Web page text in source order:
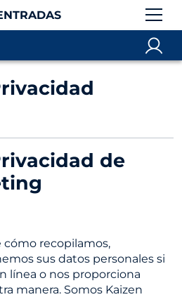
de
cómo recopilamos,
sus datos personales si
línea o nos proporciona
manera. Somos Kaizen